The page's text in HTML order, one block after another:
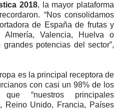
2018, la mayor plataforma
“Nos consolidamos
de España de frutas y
Almería, Valencia, Huelva o
potencias del sector”,
es la principal receptora de
con casi un 98% de los
“nuestros principales
Reino Unido, Francia, Países